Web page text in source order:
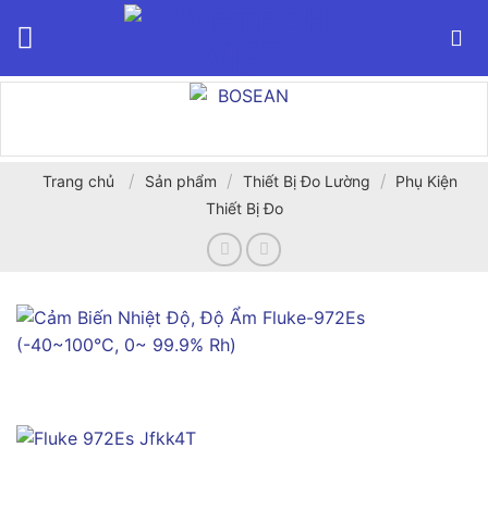
Trang chủ / Sản phẩm / Thiết Bị Đo Lường / Phụ Kiện
Thiết Bị Đo